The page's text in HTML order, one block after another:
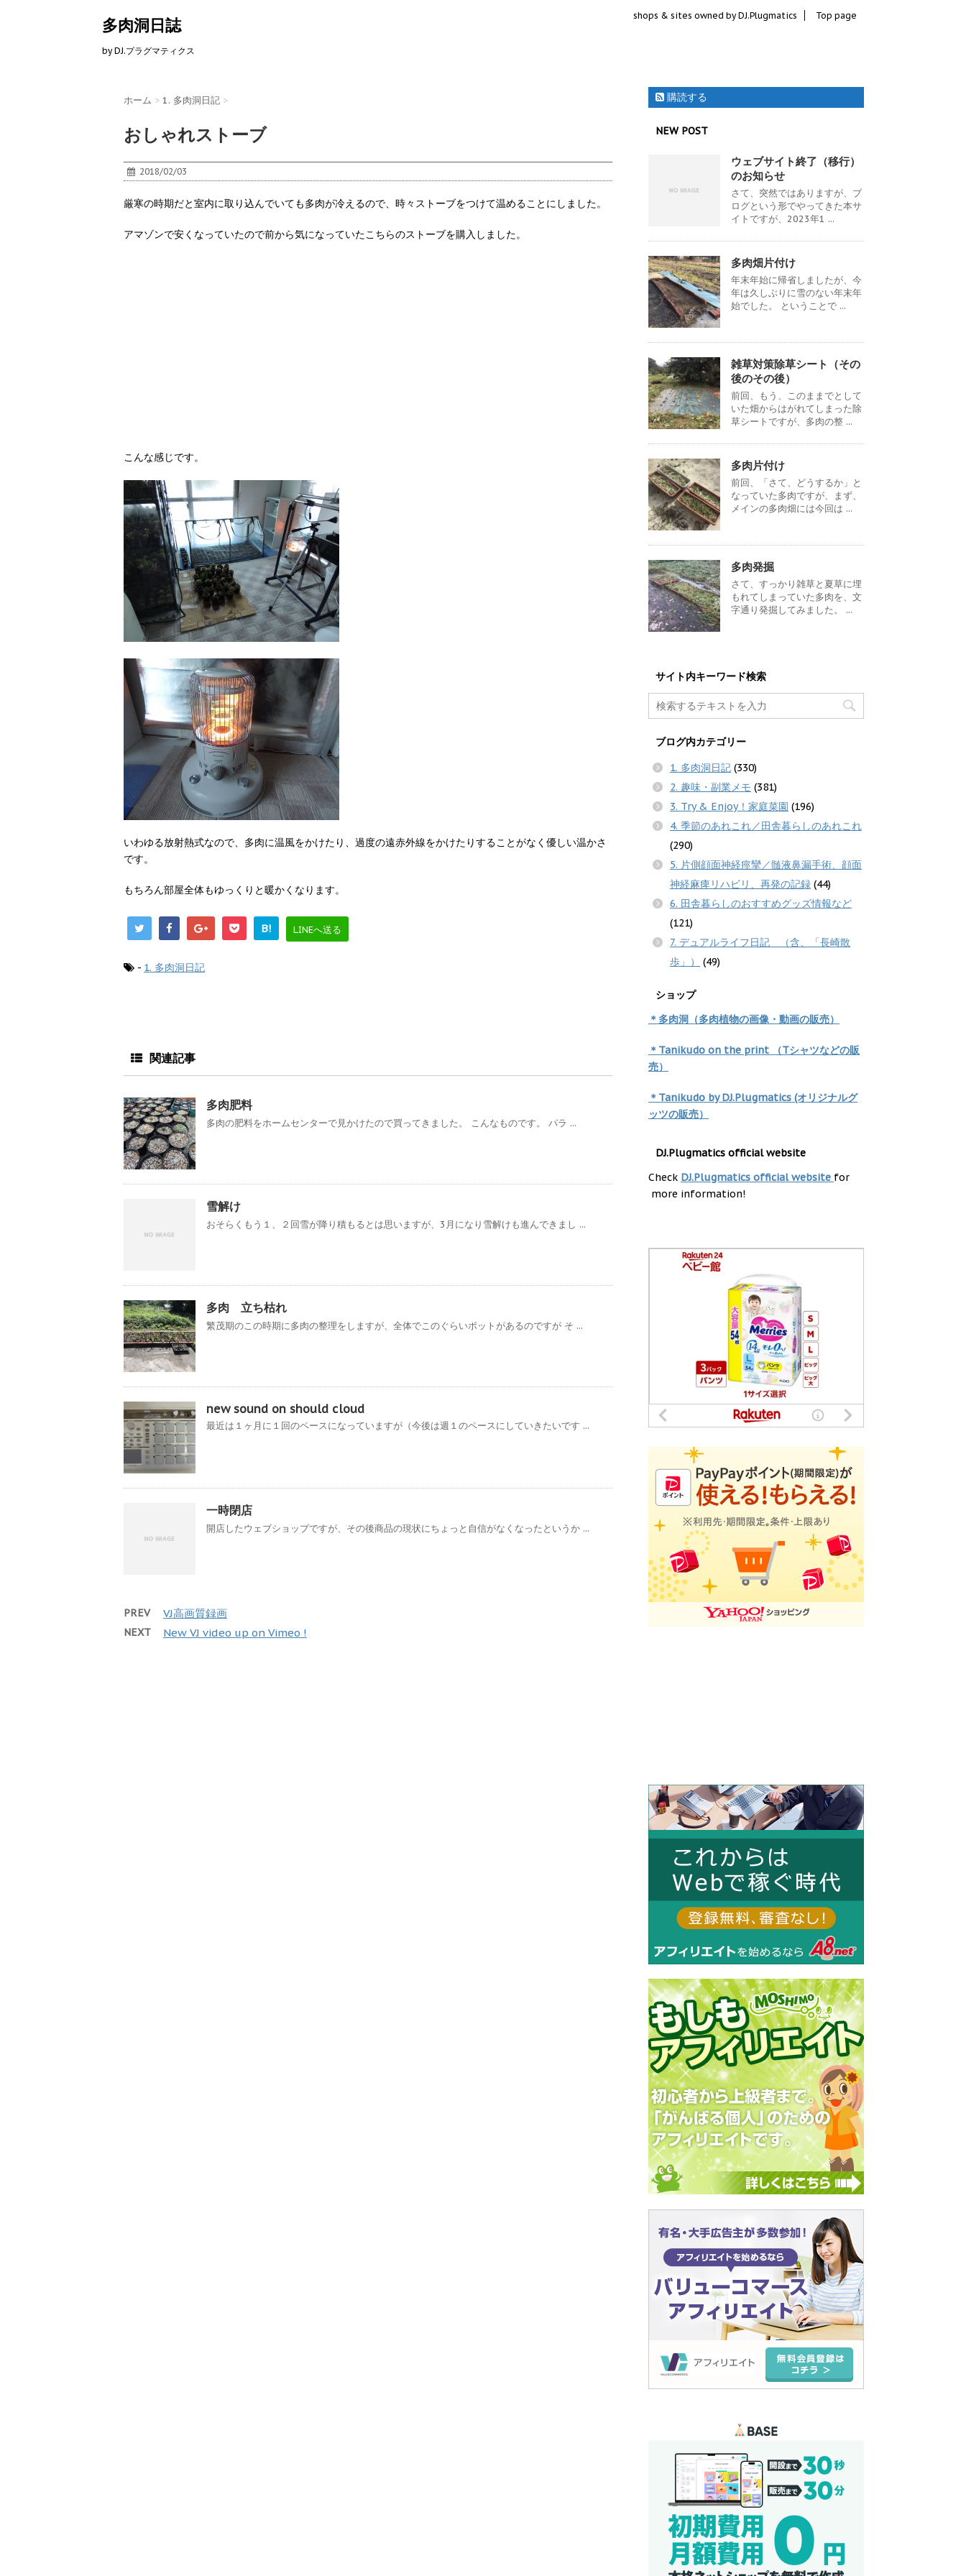
多肉洞日誌
by DJ.プラグマティクス
shops & sites owned by DJ.Plugmatics Top page
ホーム > 1. 多肉洞日記 >
おしゃれストーブ
2018/02/03
厳寒の時期だと室内に取り込んでいても多肉が冷えるので、時々ストーブをつけて温めることにしました。
アマゾンで安くなっていたので前から気になっていたこちらのストーブを購入しました。
こんな感じです。
いわゆる放射熱式なので、多肉に温風をかけたり、過度の遠赤外線をかけたりすることがなく優しい温かさ
です。
もちろん部屋全体もゆっくりと暖かくなります。
B! LINEへ送る
- 1. 多肉洞日記
関連記事
多肉肥料
多肉の肥料をホームセンターで見かけたので買ってきました。 こんなものです。 パラ ...
雪解け
おそらくもう１、２回雪が降り積もるとは思いますが、3月になり雪解けも進んできまし ...
多肉 立ち枯れ
繁茂期のこの時期に多肉の整理をしますが、全体でこのぐらいポットがあるのですが そ ...
new sound on should cloud
最近は１ヶ月に１回のペースになっていますが（今後は週１のペースにしていきたいです ...
一時閉店
開店したウェブショップですが、その後商品の現状にちょっと自信がなくなったというか ...
PREV VJ高画質録画
NEXT New VJ video up on Vimeo !
購読する
NEW POST
ウェブサイト終了（移行）
のお知らせ
さて、突然ではありますが、ブ
ログという形でやってきた本サ
イトですが、2023年1 ...
多肉畑片付け
年末年始に帰省しましたが、今
年は久しぶりに雪のない年末年
始でした。 ということで ...
雑草対策除草シート（その
後のその後）
前回、もう、このままでとして
いた畑からはがれてしまった除
草シートですが、多肉の整 ...
多肉片付け
前回、「さて、どうするか」と
なっていた多肉ですが、まず、
メインの多肉畑には今回は ...
多肉発掘
さて、すっかり雑草と夏草に埋
もれてしまっていた多肉を、文
字通り発掘してみました。 ...
サイト内キーワード検索
ブログ内カテゴリー
1. 多肉洞日記 (330)
2. 趣味・副業メモ (381)
3. Try & Enjoy！家庭菜園 (196)
4. 季節のあれこれ／田舎暮らしのあれこれ
(290)
5. 片側顔面神経痙攣／髄液鼻漏手術、顔面
神経麻痺リハビリ、再発の記録 (44)
6. 田舎暮らしのおすすめグッズ情報など
(121)
7. デュアルライフ日記 （含、「長崎散
歩」）
(49)
ショップ
＊多肉洞（多肉植物の画像・動画の販売）
＊Tanikudo on the print （Tシャツなどの販
売）
＊Tanikudo by DJ.Plugmatics (オリジナルグ
ッツの販売）
DJ.Plugmatics official website
Check DJ.Plugmatics official website for
more information!